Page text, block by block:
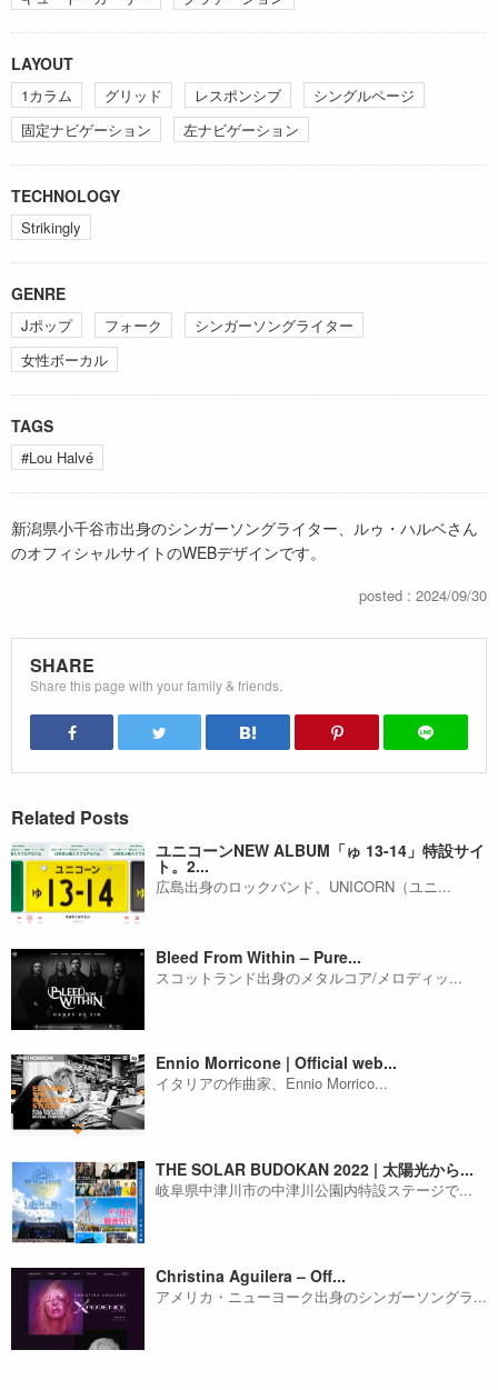
LAYOUT
1カラム グリッド レスポンシブ
シングルページ
固定ナビゲーション
左ナビゲーション
TECHNOLOGY
Strikingly
GENRE
Jポップ フォーク
シンガーソングライター
女性ボーカル
TAGS
#Lou Halvé
新潟県小千谷市出身のシンガーソングライター、ルゥ・ハルベさん
のオフィシャルサイトのWEBデザインです。
posted : 2024/09/30
SHARE
Share this page with your family & friends.
Related Posts
ユニコーンNEW ALBUM「ゅ 13-14」特設サイ
ト。2...
広島出身のロックバンド、UNICORN（ユニ...
Bleed From Within – Pure...
スコットランド出身のメタルコア/メロディッ...
Ennio Morricone | Official web...
イタリアの作曲家、Ennio Morrico...
THE SOLAR BUDOKAN 2022 | 太陽光から...
岐阜県中津川市の中津川公園内特設ステージで...
Christina Aguilera – Off...
アメリカ・ニューヨーク出身のシンガーソングラ...